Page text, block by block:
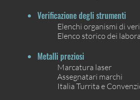
Verificazione degli strumenti
Elenchi organismi di
Elenco storico dei
Metalli preziosi
Marcatura laser
Assegnatari marchi
Italia Turrita e